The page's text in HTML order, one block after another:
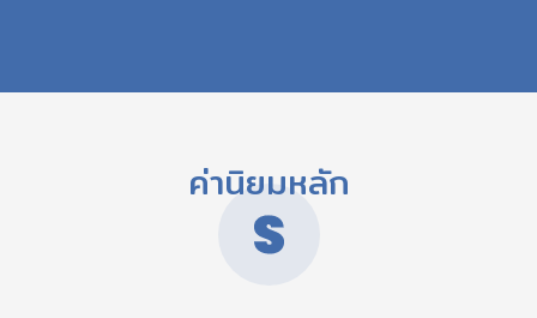
ค่านิยมหลัก